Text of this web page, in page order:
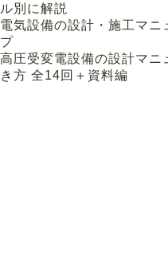
ル別に解説
電気設備の設計・施工マニ
プ
高圧受変電設備の設計マ
き方 全14回＋資料編